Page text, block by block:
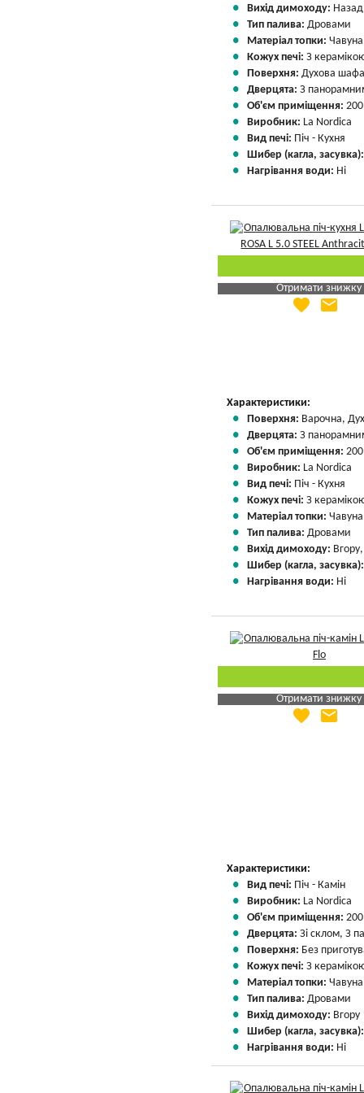
Вихід димоходу:
Тип палива: Дровами
Матеріал топки: Чавуна
Кожух печі: З
Поверхня: Духова
Дверцята: З
Об'єм приміщення:
Виробник: La Nordica
Вид печі: Піч - Кухня
Шибер (кагла,
Нагрівання води: Ні
Отримати знижку
Яка Ваша ціна
favorite email
Характеристики:
Поверхня: Варочна,
Дверцята: З
Об'єм приміщення:
Виробник: La Nordica
Вид печі: Піч - Кухня
Кожух печі: З
Матеріал топки: Чавуна
Тип палива: Дровами
Вихід димоходу:
Шибер (кагла,
Нагрівання води: Ні
Отримати знижку
Яка Ваша ціна
favorite email
Характеристики:
Вид печі: Піч - Камін
Виробник: La Nordica
Об'єм приміщення:
Дверцята: Зі склом, З
Поверхня: Без
Кожух печі: З
Матеріал топки: Чавуна
Тип палива: Дровами
Вихід димоходу: Вгору
Шибер (кагла,
Нагрівання води: Ні